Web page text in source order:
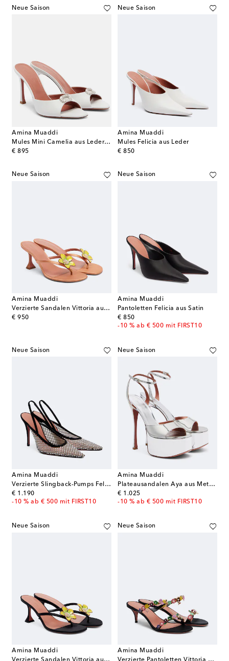
Neue Saison
Amina Muaddi
Mules Mini Camelia aus Leder verziert
€ 895
original price
Neue Saison
Amina Muaddi
Mules Felicia aus Leder
€ 850
original price
Neue Saison
Amina Muaddi
Verzierte Sandalen Vittoria aus Satin
€ 950
original price
Neue Saison
Amina Muaddi
Pantoletten Felicia aus Satin
€ 850
original price
-10 % ab € 500 mit FIRST10
Neue Saison
Amina Muaddi
Verzierte Slingback-Pumps Felicia
€ 1.190
original price
-10 % ab € 500 mit FIRST10
Neue Saison
Amina Muaddi
Plateausandalen Aya aus Metallic-Leder
€ 1.025
original price
-10 % ab € 500 mit FIRST10
Neue Saison
Amina Muaddi
Neue Saison
Amina Muaddi